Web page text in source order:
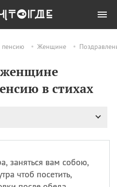
Женщине
женщине
в стихах
заняться вам собою,
чтоб посетить,
ПРАЗДНИКИ Все
06.08 Преображение
Господне у западных
христиан
Романа и Давида
День ассирийских
мучеников
07.08
Национальный день